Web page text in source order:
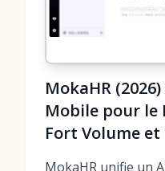
MokaHR
Mobile pour le
Fort Volume
MokaHR unifie un